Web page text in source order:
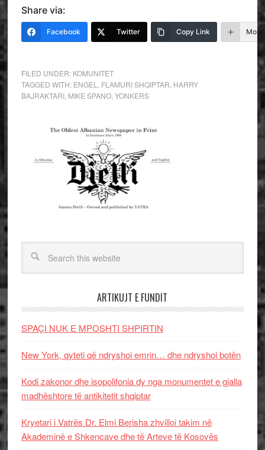
Share via:
Facebook Twitter Copy Link More
FILED UNDER: KOMUNITET
TAGGED WITH: ENGEL FLAMURI SHQIPTAR HARRY
BAJRAKTARI, MIKE SPANO, YONKERS
ARTIKUJT E FUNDIT
SPAÇI NUK E MPOSHTI SHPIRTIN
New York, qyteti që ndryshoi emrin… dhe ndryshoi botën
Kodi zakonor dhe isopolifonia dy nga monumentet e gjalla
madhështore të antikitetit shqiptar
Kryetari i Vatrës Dr. Elmi Berisha zhvilloi takim në
Akademinë e Shkencave dhe të Arteve të Kosovës